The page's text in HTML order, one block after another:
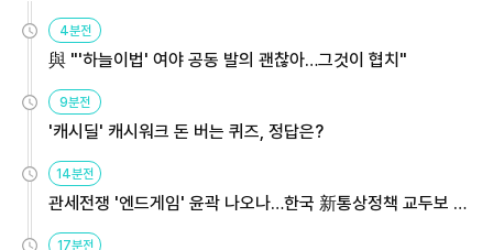
4분전
與 "'하늘이법' 여야 공동 발의 괜찮아…그것이 협치"
9분전
'캐시딜' 캐시워크 돈 버는 퀴즈, 정답은?
14분전
관세전쟁 '엔드게임' 윤곽 나오나…한국 新통상정책 교두보 활
17분전